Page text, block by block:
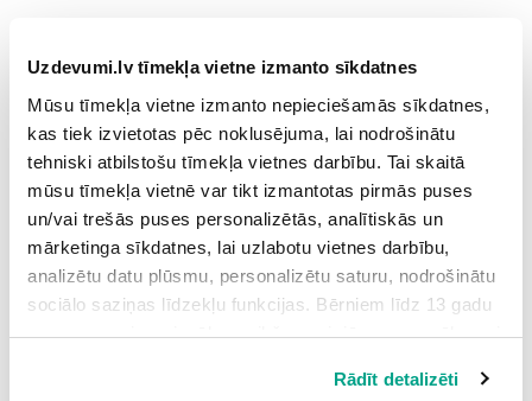
Uzdevumi.lv tīmekļa vietne izmanto sīkdatnes
Mūsu tīmekļa vietne izmanto nepieciešamās sīkdatnes,
kas tiek izvietotas pēc noklusējuma, lai nodrošinātu
tehniski atbilstošu tīmekļa vietnes darbību. Tai skaitā
mūsu tīmekļa vietnē var tikt izmantotas pirmās puses
un/vai trešās puses personalizētās, analītiskās un
mārketinga sīkdatnes, lai uzlabotu vietnes darbību,
analizētu datu plūsmu, personalizētu saturu, nodrošinātu
sociālo saziņas līdzekļu funkcijas. Bērniem līdz 13 gadu
vecumam pirms izvēles veikšanas ir jāprasa vecāka vai
Spiežot uz pogas “Apstiprināt visas”, Jūs piekrītat visām
Rādīt detalizēti
Pagatavoto preparātu apskata mikroskopā vispirms mazajā
) , pēc tam lielākā palielinājumā